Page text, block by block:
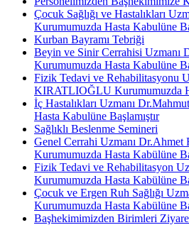
Çocuk Sağlığı ve Hastalıkları
Kurumumuzda Hasta Kabulüne
Kurban Bayramı Tebriği
Beyin ve Sinir Cerrahisi
Kurumumuzda Hasta Kabulüne
Fizik Tedavi ve Rehabilitasyonu
KIRATLIOĞLU Kurumumuzda
İç Hastalıkları Uzmanı
Hasta Kabulüne Başlamıştır
Sağlıklı Beslenme Semineri
Genel Cerrahi Uzmanı
Kurumumuzda Hasta Kabülüne
Fizik Tedavi ve Rehabilitasyon
Kurumumuzda Hasta Kabülüne
Çocuk ve Ergen Ruh Sağlığı
Kurumumuzda Hasta Kabülüne
Başhekimimizden Birimleri